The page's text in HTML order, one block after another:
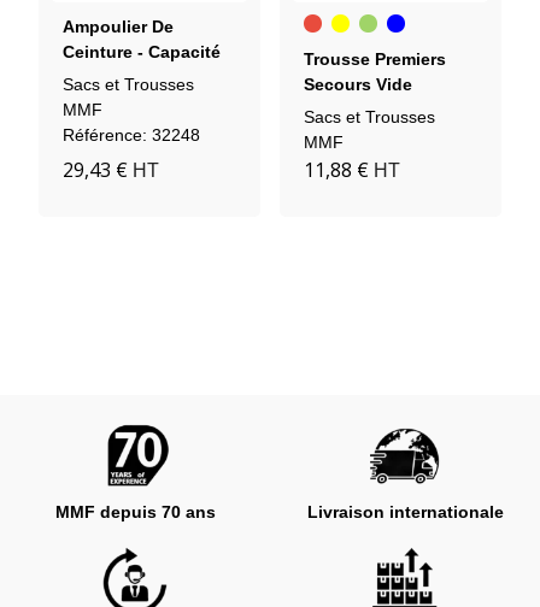
Ampoulier De
Ceinture - Capacité
De 15 Ampoules
Sacs et Trousses
MMF
Référence: 32248
29,43 € HT
RougeJaune
VertBleu
Trousse Premiers
Secours Vide
Sacs et Trousses
MMF
11,88 € HT
MMF depuis 70 ans Livraison internationale